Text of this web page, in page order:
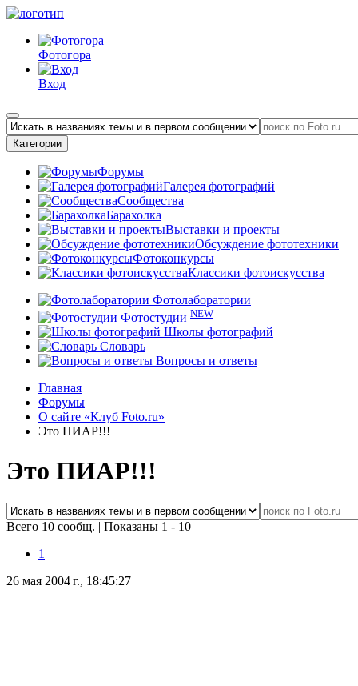
Фотогора
Вход
Категории
Форумы
Галерея фотографий
Сообщества
Барахолка
Выставки и проекты
Обсуждение фототехники
Фотоконкурсы
Классики фотоискусства
Фотолаборатории
Фотостудии NEW
Школы фотографий
Словарь
Вопросы и ответы
Главная
Форумы
О сайте «Клуб Foto.ru»
Это ПИАР!!!
Это ПИАР!!!
Всего 10 сообщ. | Показаны 1 - 10
1
26 мая 2004 г., 18:45:27